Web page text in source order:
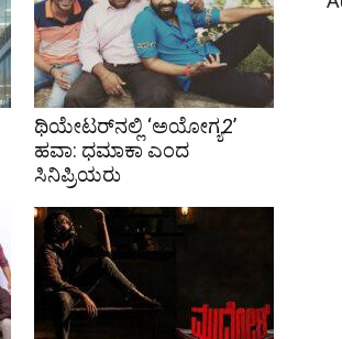
ಥಿಯೇಟರ್‌ನಲ್ಲಿ ‘ಅಯೋಗ್ಯ2’
ಹವಾ: ಧಮಾಕಾ ಎಂದ
ಸಿನಿಪ್ರಿಯರು